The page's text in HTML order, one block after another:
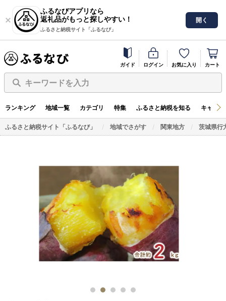
ふるなびアプリなら
返礼品がもっと探しやすい！
ふるさと納税サイト「ふるなび」
開く
ガイド ログイン お気に入り カート
キーワードを入力
ランキング 地域一覧 カテゴリ 特集 ふるさと納税を知る キャン
ふるさと納税サイト「ふるなび」 地域でさがす 関東地方 茨城県行